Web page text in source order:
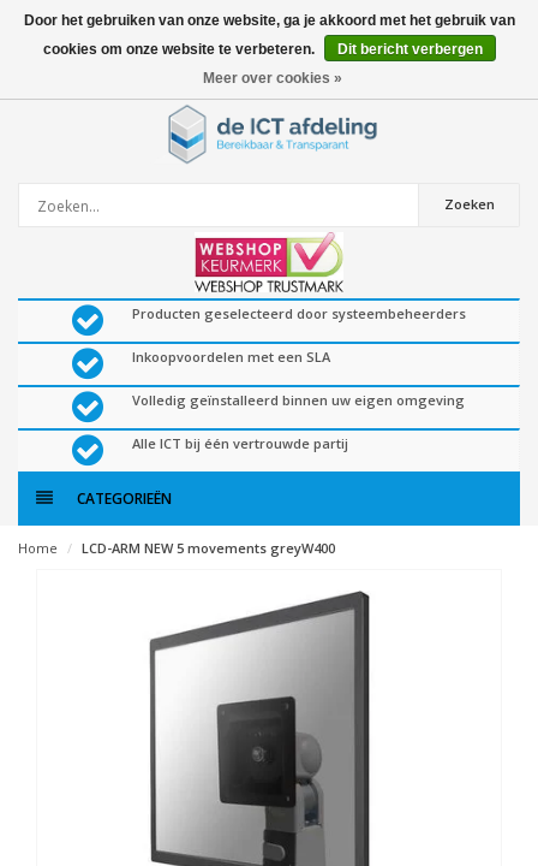
0artikelen
Zoeken
Producten geselecteerd door systeembeheerders
Inkoopvoordelen met een SLA
Volledig geïnstalleerd binnen uw eigen omgeving
Alle ICT bij één vertrouwde partij
CATEGORIEËN
Home LCD-ARM NEW 5 movements greyW400
Door het gebruiken van onze website, ga je akkoord met het gebruik van
cookies om onze website te verbeteren.
Dit bericht verbergen
Meer over cookies »